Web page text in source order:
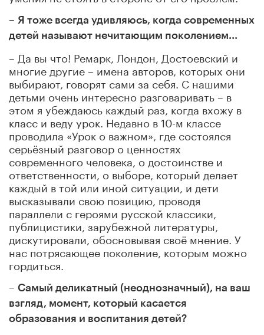
– Я тоже всегда удивляюсь, когда современных
детей называют нечитающим поколением...
– Да вы что! Ремарк, Лондон, Достоевский и
многие другие – имена авторов, которых они
выбирают, говорят сами за себя. С нашими
детьми очень интересно разговаривать – в
этом я убеждаюсь каждый раз, когда вхожу в
класс и веду урок. Недавно в 10-м классе
проводила «Урок о важном», где состоялся
серьёзный разговор о ценностях
современного человека, о достоинстве и
ответственности, о выборе, который делает
каждый в той или иной ситуации, и дети
высказывали свою позицию, проводя
параллели с героями русской классики,
публицистики, зарубежной литературы,
дискутировали, обосновывая своё мнение. У
нас потрясающее поколение, которым можно
гордиться.
– Самый деликатный (неоднозначный), на ваш
взгляд, момент, который касается
образования и воспитания детей?